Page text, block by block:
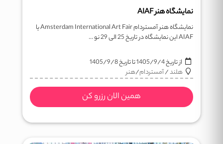
نمایشگاه هنر AIAF
نمایشگاه هنر آمستردام Amsterdam International Art Fair یا
AIAF این نمایشگاه در تاریخ 25 الی 29 نو ...
از تاریخ1405/9/4تا تاریخ1405/9/8
هلند/آمستردام/هنر
همین الان رزرو کن